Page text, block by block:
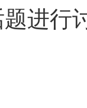
进行